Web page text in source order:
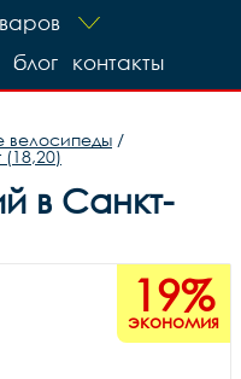
контакты
блог
велосипеды /
(18,20)
в Санкт-
19%
экономия